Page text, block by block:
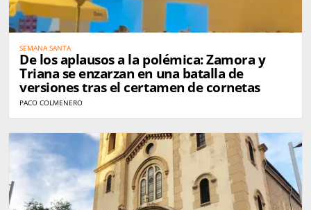
SEMANA SANTA
De los aplausos a la polémica: Zamora y
Triana se enzarzan en una batalla de
versiones tras el certamen de cornetas
PACO COLMENERO